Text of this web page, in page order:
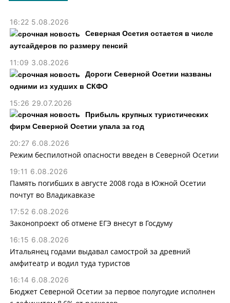
16:22 5.08.2026
Северная Осетия остается в числе
аутсайдеров по размеру пенсий
11:09 3.08.2026
Дороги Северной Осетии названы
одними из худших в СКФО
15:26 29.07.2026
Прибыль крупных туристических
фирм Северной Осетии упала за год
20:27 6.08.2026
Режим беспилотной опасности введен в Северной Осетии
19:11 6.08.2026
Память погибших в августе 2008 года в Южной Осетии
почтут во Владикавказе
17:52 6.08.2026
Законопроект об отмене ЕГЭ внесут в Госдуму
16:15 6.08.2026
Итальянец годами выдавал самострой за древний
амфитеатр и водил туда туристов
16:14 6.08.2026
Бюджет Северной Осетии за первое полугодие исполнен